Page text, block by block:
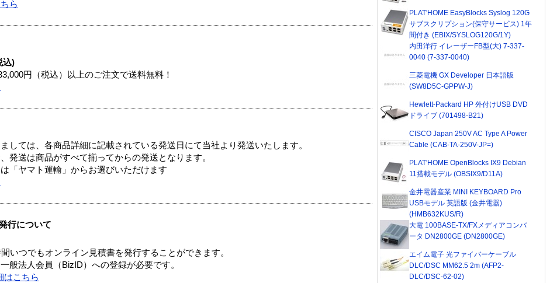
ら
込)
円（税込）以上のご注文で送料無料！
しては、各商品詳細に記載されている発送日にて当社より発送いたします。
発送は商品がすべて揃ってからの発送となります。
「ヤマト運輸」からお選びいただけます
行について
いつでもオンライン見積書を発行することができます。
般法人会員（BizID）への登録が必要です。
はこちら
PLAT'HOME EasyBlocks Syslog 120G
サブスクリプション(保守サービス) 1年
間付き (EBIX/SYSLOG120G/1Y)
内田洋行 イレーザーFB型(大) 7-337-
0040 (7-337-0040)
三菱電機 GX Developer 日本語版
(SW8D5C-GPPW-J)
Hewlett-Packard HP 外付けUSB DVD
ドライブ (701498-B21)
CISCO Japan 250V AC Type A Power
Cable (CAB-TA-250V-JP=)
PLAT'HOME OpenBlocks IX9 Debian
11搭載モデル (OBSIX9/D11A)
金井電器産業 MINI KEYBOARD Pro
USBモデル 英語版 (金井電器)
(HMB632KUS/R)
大電 100BASE-TX/FXメディアコンバ
ータ DN2800GE (DN2800GE)
エイム電子 光ファイバーケーブル
DLC/DSC MM62.5 2m (AFP2-
DLC/DSC-62-02)